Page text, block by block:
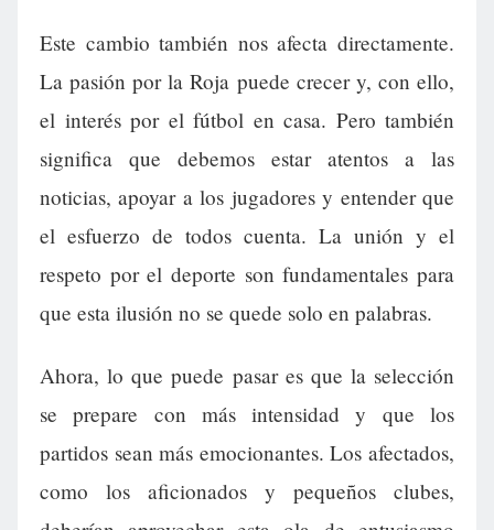
Este cambio también nos afecta directamente.
La pasión por la Roja puede crecer y, con ello,
el interés por el fútbol en casa. Pero también
significa que debemos estar atentos a las
noticias, apoyar a los jugadores y entender que
el esfuerzo de todos cuenta. La unión y el
respeto por el deporte son fundamentales para
que esta ilusión no se quede solo en palabras.
Ahora, lo que puede pasar es que la selección
se prepare con más intensidad y que los
partidos sean más emocionantes. Los afectados,
como los aficionados y pequeños clubes,